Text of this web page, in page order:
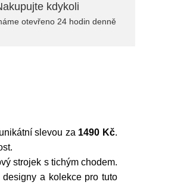
kdykoli
otevřeno 24 hodin denně
slevou za 1490 Kč.
strojek s tichým chodem.
a kolekce pro tuto